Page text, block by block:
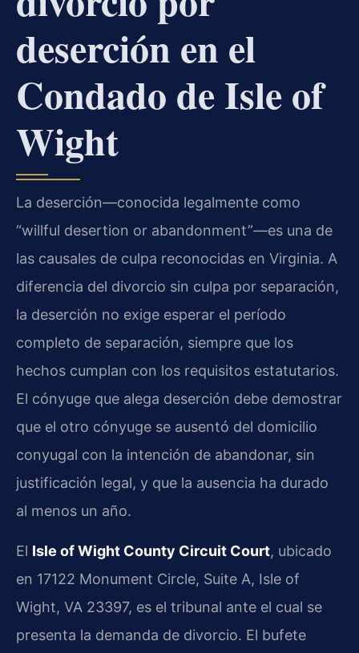
deserción en el
Condado de Isle of
Wight
La deserción—conocida legalmente como
“willful desertion or abandonment”—es una de
las causales de culpa reconocidas en Virginia. A
diferencia del divorcio sin culpa por separación,
la deserción no exige esperar el período
completo de separación, siempre que los
hechos cumplan con los requisitos estatutarios.
El cónyuge que alega deserción debe demostrar
que el otro cónyuge se ausentó del domicilio
conyugal con la intención de abandonar, sin
justificación legal, y que la ausencia ha durado
al menos un año.
El Isle of Wight County Circuit Court, ubicado
en 17122 Monument Circle, Suite A, Isle of
Wight, VA 23397, es el tribunal ante el cual se
presenta la demanda de divorcio. El bufete